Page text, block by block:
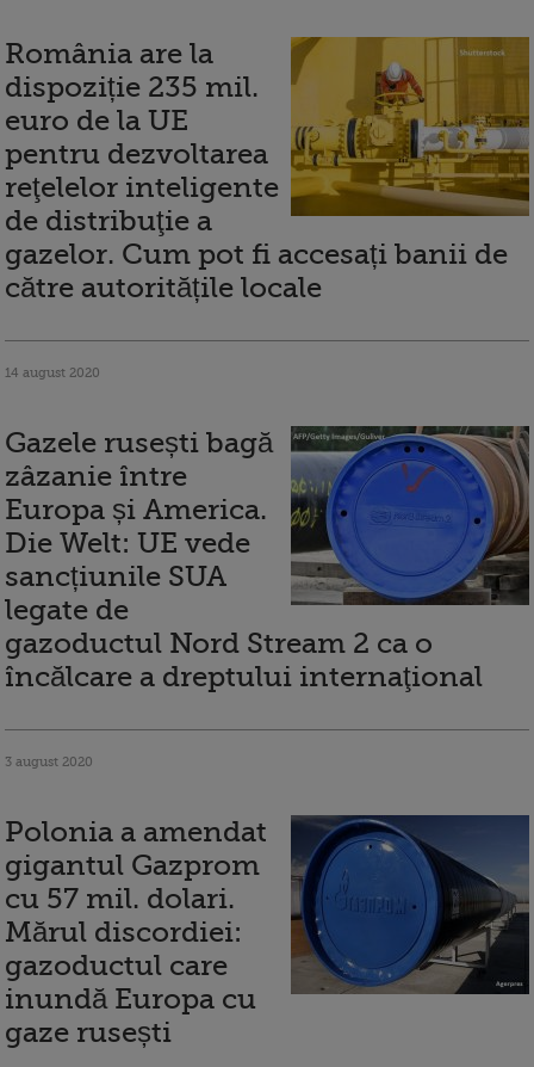
România are la
dispoziție 235 mil.
euro de la UE
pentru dezvoltarea
reţelelor inteligente
de distribuţie a
gazelor. Cum pot fi accesați banii de
către autoritățile locale
14 august 2020
Gazele rusești bagă
zâzanie între
Europa și America.
Die Welt: UE vede
sancțiunile SUA
legate de
gazoductul Nord Stream 2 ca o
încălcare a dreptului internaţional
3 august 2020
Polonia a amendat
gigantul Gazprom
cu 57 mil. dolari.
Mărul discordiei:
gazoductul care
inundă Europa cu
gaze rusești